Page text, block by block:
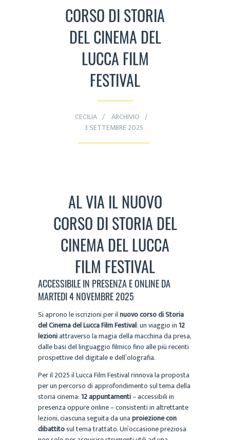
CORSO DI STORIA
DEL CINEMA DEL
LUCCA FILM
FESTIVAL
CECILIA
ARCHIVIO
3 SETTEMBRE 2025
AL VIA IL NUOVO
CORSO DI STORIA DEL
CINEMA DEL LUCCA
FILM FESTIVAL
ACCESSIBILE IN PRESENZA E ONLINE DA
MARTEDI 4 NOVEMBRE 2025
Si aprono le iscrizioni per ilnuovo corso di Storia
del Cinema del Lucca Film Festival: un viaggio in 12
lezioniattraverso la magia della macchina da presa,
dalle basi del linguaggio filmico fino alle più recenti
prospettive del digitale e dell’olografia.
Per il 2025 il Lucca Film Festival rinnova la proposta
per un percorso di approfondimento sul tema della
storia cinema: 12 appuntamenti– accessibili in
presenza oppure online – consistenti in altrettante
lezioni, ciascuna seguita da unaproiezione con
dibattitosul tema trattato. Un’occasione preziosa